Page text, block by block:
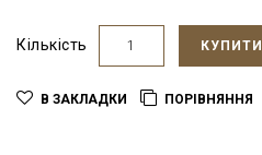
Кількість КУПИТИ
В ЗАКЛАДКИ ПОРІВНЯННЯ